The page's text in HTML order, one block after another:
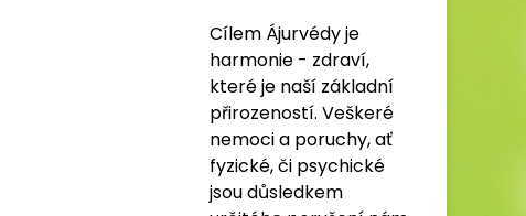
Cílem Ájurvédy je
harmonie - zdraví,
které je naší základní
přirozeností. Veškeré
nemoci a poruchy, ať
fyzické, či psychické
jsou důsledkem